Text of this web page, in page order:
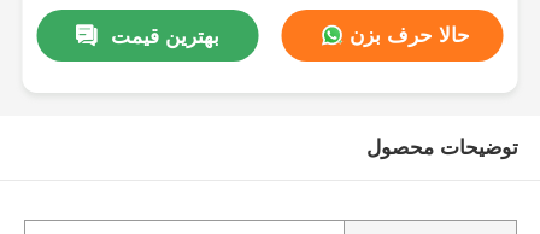
بهترین قیمت حالا حرف بزن
توضیحات محصول